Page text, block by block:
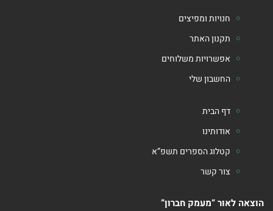
חנויות ומפיצים
תקנון האתר
אפשרויות משלוחים
החשבון שלי
דף הבית
אודותינו
קטלוג הספרים תשפ”א
צור קשר
הוצאה לאור “מעמק חברון”